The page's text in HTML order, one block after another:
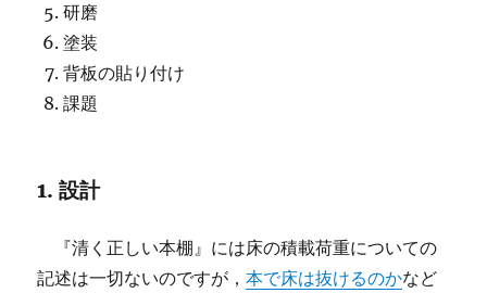
研磨
塗装
背板の貼り付け
課題
1. 設計
『清く正しい本棚』には床の積載荷重についての
記述は一切ないのですが，本で床は抜けるのかなど